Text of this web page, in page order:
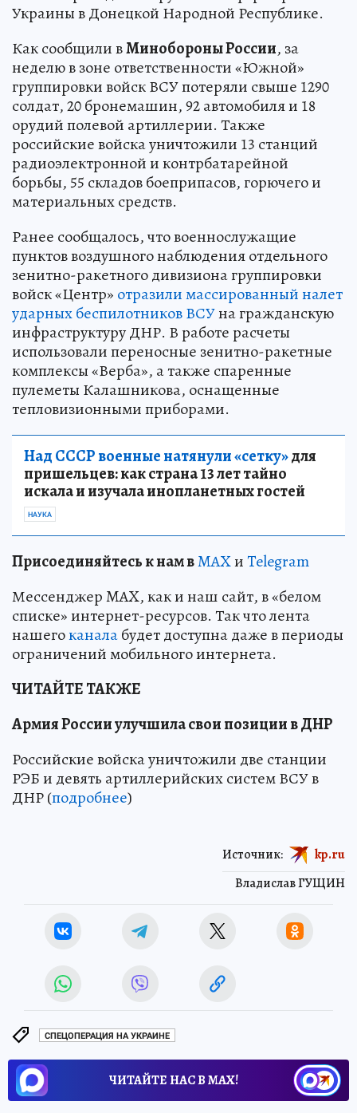
Украины в Донецкой Народной Республике.
Как сообщили вМинобороны России, за
неделю в зоне ответственности «Южной»
группировки войск ВСУ потеряли свыше 1290
солдат, 20 бронемашин, 92 автомобиля и 18
орудий полевой артиллерии. Также
российские войска уничтожили 13 станций
радиоэлектронной и контрбатарейной
борьбы, 55 складов боеприпасов, горючего и
материальных средств.
Ранее сообщалось, что военнослужащие
пунктов воздушного наблюдения отдельного
зенитно-ракетного дивизиона группировки
войск «Центр» отразили массированный налет
ударных беспилотников ВСУна гражданскую
инфраструктуру ДНР. В работе расчеты
использовали переносные зенитно-ракетные
комплексы «Верба», а также спаренные
пулеметы Калашникова, оснащенные
тепловизионными приборами.
Над СССР военные натянули «сетку»для
пришельцев: как страна 13 лет тайно
искала и изучала инопланетных гостей
НАУКА
Присоединяйтесь к нам вMAXиTelegram
Мессенджер MAX, как и наш сайт, в «белом
списке» интернет-ресурсов. Так что лента
нашегоканалабудет доступна даже в периоды
ограничений мобильного интернета.
ЧИТАЙТЕ ТАКЖЕ
Армия России улучшила свои позиции в ДНР
Российские войска уничтожили две станции
РЭБ и девять артиллерийских систем ВСУ в
ДНР (подробнее)
Владислав ГУЩИН
Источник: kp.ru
СПЕЦОПЕРАЦИЯ НА УКРАИНЕ
ЧИТАЙТЕ НАС В МАХ!